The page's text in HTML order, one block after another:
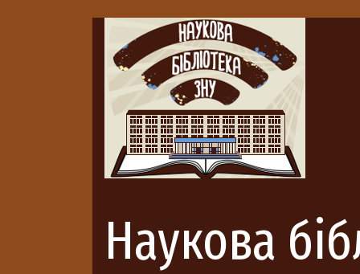
Наукова